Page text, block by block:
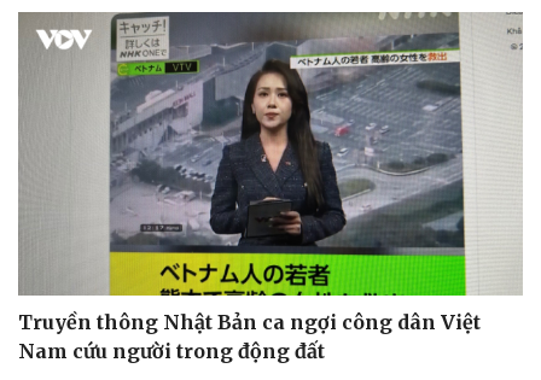
Truyền thông Nhật Bản ca ngợi công dân Việt
Nam cứu người trong động đất